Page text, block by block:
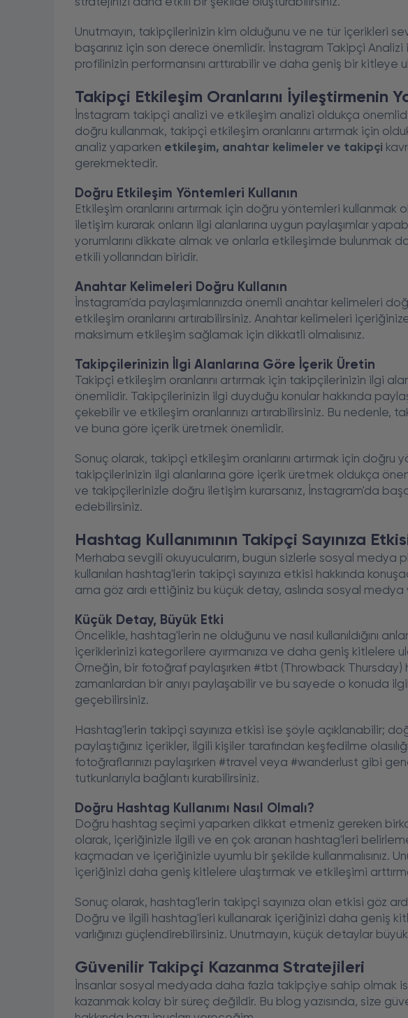
stratejinizi daha etkili bir şekilde oluşturabilirsiniz.
Unutmayın, takipçilerinizin kim olduğunu ve ne tür içerikleri
başarınız için son derece önemlidir. İnstagram Takipçi
profilinizin performansını arttırabilir ve daha geniş bir kitleye
Takipçi Etkileşim Oranlarını İyileştirmenin
İnstagram takipçi analizi ve etkileşim analizi oldukça
doğru kullanmak, takipçi etkileşim oranlarını artırmak için
analiz yaparken etkileşim, anahtar kelimeler ve takipçi
gerekmektedir.
Doğru Etkileşim Yöntemleri Kullanın
Etkileşim oranlarını artırmak için doğru yöntemleri kullanmak
iletişim kurarak onların ilgi alanlarına uygun paylaşımlar
yorumlarını dikkate almak ve onlarla etkileşimde bulunmak da
etkili yollarından biridir.
Anahtar Kelimeleri Doğru Kullanın
İnstagram'da paylaşımlarınızda önemli anahtar kelimeleri
etkileşim oranlarını artırabilirsiniz. Anahtar kelimeleri
maksimum etkileşim sağlamak için dikkatli olmalısınız.
Takipçilerinizin İlgi Alanlarına Göre İçerik Üretin
Takipçi etkileşim oranlarını artırmak için takipçilerinizin ilgi
önemlidir. Takipçilerinizin ilgi duyduğu konular hakkında
çekebilir ve etkileşim oranlarınızı artırabilirsiniz. Bu nedenle,
ve buna göre içerik üretmek önemlidir.
Sonuç olarak, takipçi etkileşim oranlarını artırmak için doğru
takipçilerinizin ilgi alanlarına göre içerik üretmek oldukça
ve takipçilerinizle doğru iletişim kurarsanız, İnstagram'da
edebilirsiniz.
Hashtag Kullanımının Takipçi Sayınıza
Merhaba sevgili okuyucularım, bugün sizlerle sosyal medya
kullanılan hashtag'lerin takipçi sayınıza etkisi hakkında
ama göz ardı ettiğiniz bu küçük detay, aslında sosyal medya
Küçük Detay, Büyük Etki
Öncelikle, hashtag'lerin ne olduğunu ve nasıl kullanıldığını
içeriklerinizi kategorilere ayırmanıza ve daha geniş kitlelere
Örneğin, bir fotoğraf paylaşırken #tbt (Throwback Thursday)
zamanlardan bir anıyı paylaşabilir ve bu sayede o konuda
geçebilirsiniz.
Hashtag'lerin takipçi sayınıza etkisi ise şöyle açıklanabilir;
paylaştığınız içerikler, ilgili kişiler tarafından keşfedilme
fotoğraflarınızı paylaşırken #travel veya #wanderlust gibi
tutkunlarıyla bağlantı kurabilirsiniz.
Doğru Hashtag Kullanımı Nasıl Olmalı?
Doğru hashtag seçimi yaparken dikkat etmeniz gereken
olarak, içeriğinizle ilgili ve en çok aranan hashtag'leri
kaçmadan ve içeriğinizle uyumlu bir şekilde kullanmalısınız.
içeriğinizi daha geniş kitlelere ulaştırmak ve etkileşimi
Sonuç olarak, hashtag'lerin takipçi sayınıza olan etkisi göz
Doğru ve ilgili hashtag'leri kullanarak içeriğinizi daha geniş
varlığınızı güçlendirebilirsiniz. Unutmayın, küçük detaylar
Güvenilir Takipçi Kazanma Stratejileri
İnsanlar sosyal medyada daha fazla takipçiye sahip olmak
kazanmak kolay bir süreç değildir. Bu blog yazısında, size